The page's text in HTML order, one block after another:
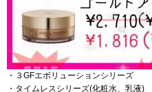
・３GFエボリューションシリーズ
・タイムレスシリーズ(化粧水、乳液)